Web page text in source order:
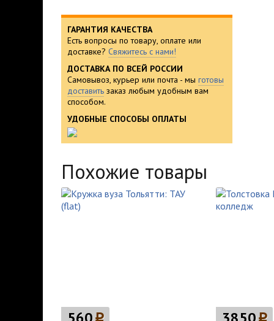
ГАРАНТИЯ КАЧЕСТВА
Есть вопросы по товару, оплате или
доставке? Свяжитесь с нами!
ДОСТАВКА ПО ВСЕЙ РОССИИ
Самовывоз, курьер или почта - мы готовы
доставить заказ любым удобным вам
способом.
УДОБНЫЕ СПОСОБЫ ОПЛАТЫ
Похожие товары